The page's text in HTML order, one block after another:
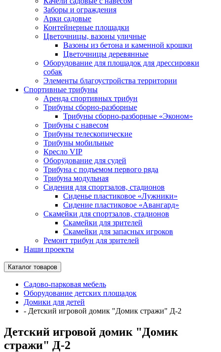
Заборы и ограждения
Арки садовые
Контейнерные площадки
Цветочницы, вазоны уличные
Вазоны из бетона и каменной крошки
Цветочницы деревянные
Оборудование для площадок для дрессировки
собак
Элементы благоустройства территории
Спортивные трибуны
Аренда спортивных трибун
Трибуны сборно-разборные
Трибуны сборно-разборные «Эконом»
Трибуны с навесом
Трибуны телескопические
Трибуны мобильные
Кресло VIP
Оборудование для судей
Трибуна с подъемом первого ряда
Трибуна модульная
Сидения для спортзалов, стадионов
Сиденье пластиковое «Лужники»
Сидение пластиковое «Авангард»
Скамейки для спортзалов, стадионов
Скамейки для зрителей
Скамейки для запасных игроков
Ремонт трибун для зрителей
Наши проекты
Каталог товаров
Садово-парковая мебель
Оборудование детских площадок
Домики для детей
- Детский игровой домик "Домик стражи" Д-2
Детский игровой домик "Домик
стражи" Д-2